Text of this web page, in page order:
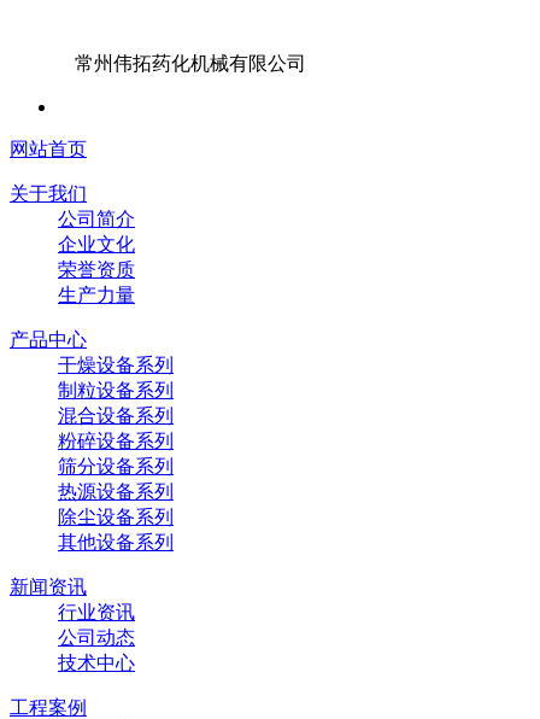
常州伟拓药化机械有限公司
网站首页
关于我们
公司简介
企业文化
荣誉资质
生产力量
产品中心
干燥设备系列
制粒设备系列
混合设备系列
粉碎设备系列
筛分设备系列
热源设备系列
除尘设备系列
其他设备系列
新闻资讯
行业资讯
公司动态
技术中心
工程案例